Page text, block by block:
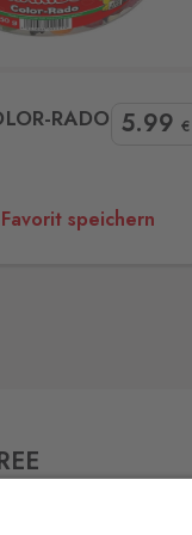
0 Stk.
RADO 5.99 €
speichern